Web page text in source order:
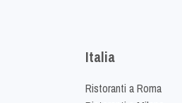
Italia
Ristoranti a Roma